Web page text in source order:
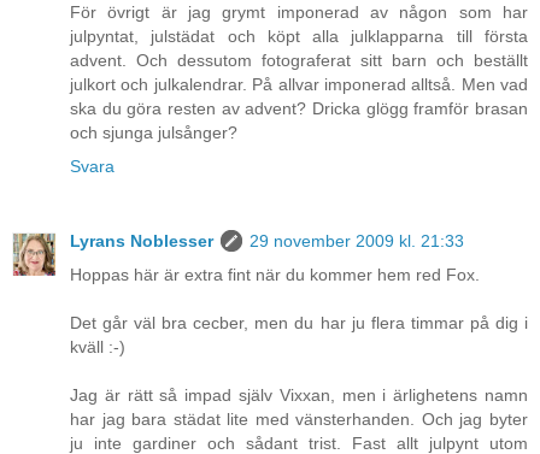
För övrigt är jag grymt imponerad av någon som har
julpyntat, julstädat och köpt alla julklapparna till första
advent. Och dessutom fotograferat sitt barn och beställt
julkort och julkalendrar. På allvar imponerad alltså. Men vad
ska du göra resten av advent? Dricka glögg framför brasan
och sjunga julsånger?
Svara
Lyrans Noblesser
29 november 2009 kl. 21:33
Hoppas här är extra fint när du kommer hem red Fox.
Det går väl bra cecber, men du har ju flera timmar på dig i
kväll :-)
Jag är rätt så impad själv Vixxan, men i ärlighetens namn
har jag bara städat lite med vänsterhanden. Och jag byter
ju inte gardiner och sådant trist. Fast allt julpynt utom